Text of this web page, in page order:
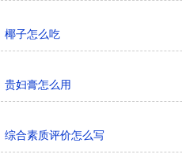
椰子怎么吃
贵妇膏怎么用
综合素质评价怎么写